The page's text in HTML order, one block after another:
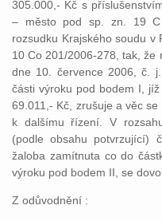
305.000,- Kč s
– město pod sp. zn. 19 C
rozsudku Krajského soudu v
10 Co 201/2006-278, tak, že
dne 10. července 2006, č.
části výroku pod bodem I,
69.011,- Kč, zrušuje a věc
k dalšímu řízení. V
(podle obsahu potvrzující)
žaloba zamítnuta co do
výroku pod bodem II, se
Z odůvodnění :